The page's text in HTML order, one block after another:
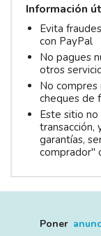
Información
Evita
con PayPal
No pagues
otros
No
cheques de
Este sitio
transacción,
garantías,
comprador"
Poner